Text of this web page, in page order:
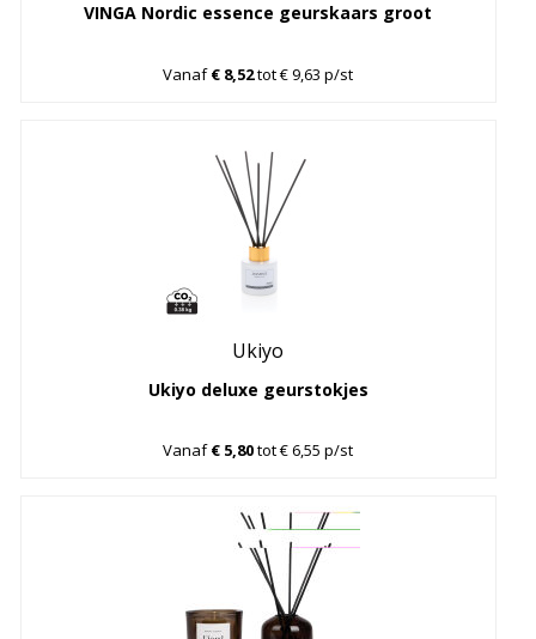
VINGA Nordic essence geurskaars groot
Vanaf€ 8,52tot € 9,63 p/st
Ukiyo
Ukiyo deluxe geurstokjes
Vanaf€ 5,80tot € 6,55 p/st